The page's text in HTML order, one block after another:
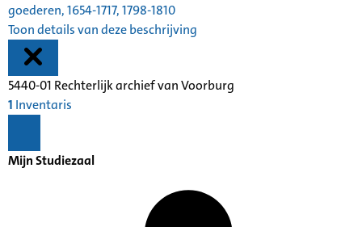
goederen, 1654-1717, 1798-1810
Toon details van deze beschrijving
5440-01 Rechterlijk archief van Voorburg
1 Inventaris
Mijn Studiezaal